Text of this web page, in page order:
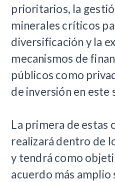
prioritarios, la
minerales críticos
diversificación y la
mecanismos de
públicos como
de inversión en este
La primera de estas
realizará dentro de
y tendrá como
acuerdo más amplio